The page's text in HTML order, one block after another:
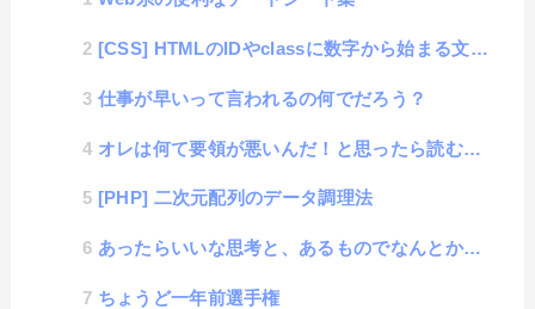
[CSS] HTMLのIDやclassに数字から始まる文字列をどうしても書きたい場合の方法
仕事が早いって言われるの何でだろう？
オレは何て要領が悪いんだ！と思ったら読むブログ
[PHP] 二次元配列のデータ調理法
あったらいいな思考と、あるものでなんとかなる思考
ちょうど一年前選手権